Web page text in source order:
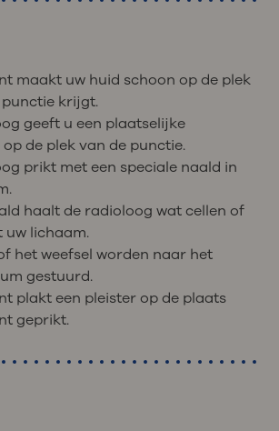
maakt uw huid schoon op de plek
krijgt.
geeft u een plaatselijke
de plek van de punctie.
prikt met een speciale naald in
haalt de radioloog wat cellen of
uw lichaam.
het weefsel worden naar het
gestuurd.
plakt een pleister op de plaats
geprikt.